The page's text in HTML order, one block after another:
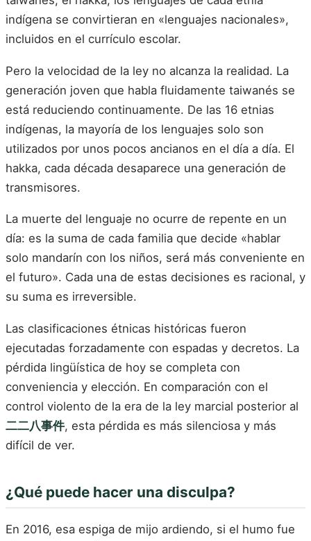
indígena se convirtieran en «lenguajes nacionales»,
incluidos en el currículo escolar.
Pero la velocidad de la ley no alcanza la realidad. La
generación joven que habla fluidamente taiwanés se
está reduciendo continuamente. De las 16 etnias
indígenas, la mayoría de los lenguajes solo son
utilizados por unos pocos ancianos en el día a día. El
hakka, cada década desaparece una generación de
transmisores.
La muerte del lenguaje no ocurre de repente en un
día: es la suma de cada familia que decide «hablar
solo mandarín con los niños, será más conveniente en
el futuro». Cada una de estas decisiones es racional, y
su suma es irreversible.
Las clasificaciones étnicas históricas fueron
ejecutadas forzadamente con espadas y decretos. La
pérdida lingüística de hoy se completa con
conveniencia y elección. En comparación con el
control violento de la era de la ley marcial posterior al
二二八事件, esta pérdida es más silenciosa y más
difícil de ver.
¿Qué puede hacer una disculpa?
En 2016, esa espiga de mijo ardiendo, si el humo fue